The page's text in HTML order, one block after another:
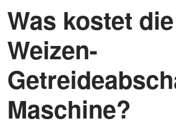
Was kostet
Weizen-
Maschine?